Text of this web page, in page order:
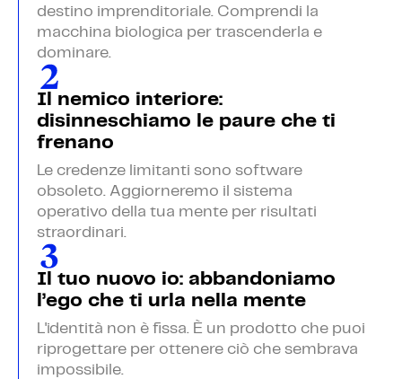
destino imprenditoriale. Comprendi la
macchina biologica per trascenderla e
dominare.
Il nemico interiore:
disinneschiamo le paure che ti
frenano
Le credenze limitanti sono software
obsoleto. Aggiorneremo il sistema
operativo della tua mente per risultati
straordinari.
Il tuo nuovo io: abbandoniamo
l’ego che ti urla nella mente
L'identità non è fissa. È un prodotto che puoi
riprogettare per ottenere ciò che sembrava
impossibile.